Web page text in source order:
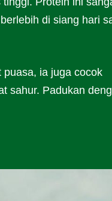
di siang hari
puasa, ia juga cocok
sahur. Padukan